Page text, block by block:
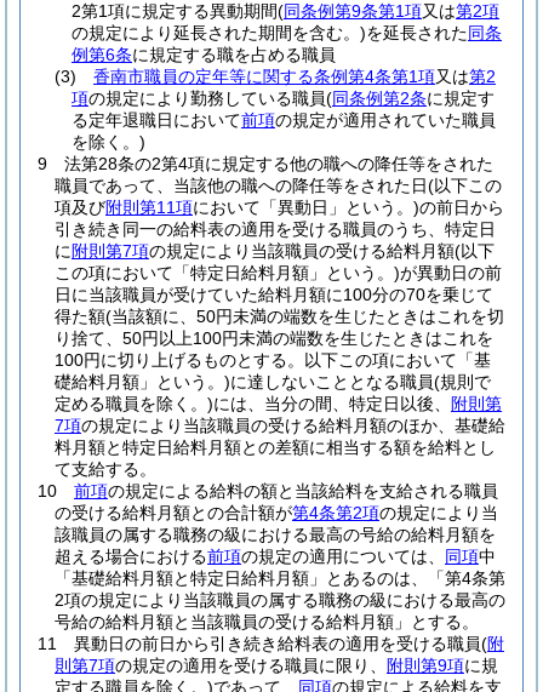
2第1項に規定する異動期間(同条例第9条第1項又は第2項
の規定により延長された期間を含む。)を延長された同条
例第6条に規定する職を占める職員
(3)
香南市職員の定年等に関する条例第4条第1項又は第2
項の規定により勤務している職員(同条例第2条に規定す
る定年退職日において前項の規定が適用されていた職員
を除く。)
9
法第28条の2第4項に規定する他の職への降任等をされた
職員であって、当該他の職への降任等をされた日(以下この
項及び附則第11項において「異動日」という。)の前日から
引き続き同一の給料表の適用を受ける職員のうち、特定日
に 附則第7項の規定により当該職員の受ける給料月額(以下
この項において「特定日給料月額」という。)が異動日の前
日に当該職員が受けていた給料月額に100分の70を乗じて
得た額(当該額に、50円未満の端数を生じたときはこれを切
り捨て、50円以上100円未満の端数を生じたときはこれを
100円に切り上げるものとする。以下この項において「基
礎給料月額」という。)に達しないこととなる職員(規則で
定める職員を除く。)には、当分の間、特定日以後、
附則第
7項の規定により当該職員の受ける給料月額のほか、基礎給
料月額と特定日給料月額との差額に相当する額を給料とし
て支給する。
10
前項の規定による給料の額と当該給料を支給される職員
の受ける給料月額との合計額が第4条第2項の規定により当
該職員の属する職務の級における最高の号給の給料月額を
超える場合における前項の規定の適用については、 同項中
「基礎給料月額と特定日給料月額」とあるのは、「第4条第
2項の規定により当該職員の属する職務の級における最高の
号給の給料月額と当該職員の受ける給料月額」とする。
11
異動日の前日から引き続き給料表の適用を受ける職員(附
則第7項の規定の適用を受ける職員に限り、 附則第9項に規
定する職員を除く。)であって、 同項の規定による給料を支